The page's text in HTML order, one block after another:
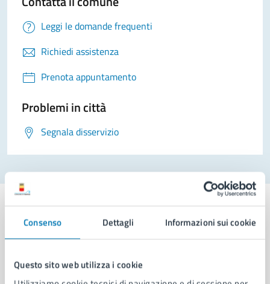
Consenso Dettagli Informazioni sui cookie
Questo sito web utilizza i cookie
Leggi le domande frequenti
Richiedi assistenza
Prenota appuntamento
Problemi in città
Segnala disservizio